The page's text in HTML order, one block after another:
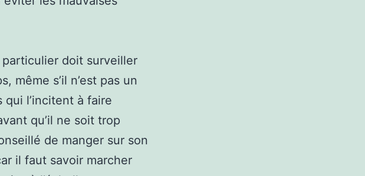
doit surveiller
même s’il n’est pas un
l’incitent à faire
qu’il ne soit trop
de manger sur son
il faut savoir marcher